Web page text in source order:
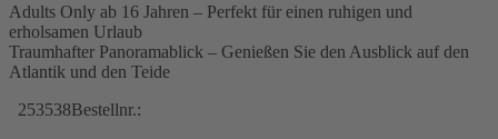
Adults Only ab 16 Jahren – Perfekt für einen ruhigen und
erholsamen Urlaub
Traumhafter Panoramablick – Genießen Sie den Ausblick auf den
Atlantik und den Teide
253538Bestellnr.: